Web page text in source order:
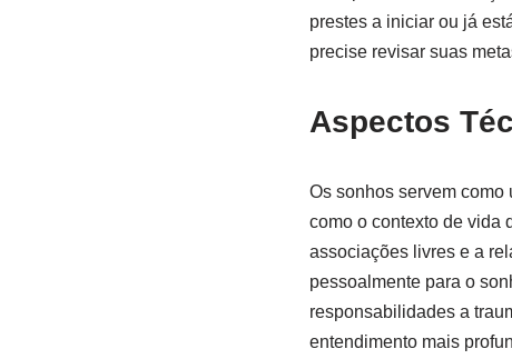
prestes a iniciar ou já
precise revisar suas
Aspectos
Os sonhos servem como
como o contexto de vida
associações livres e a
pessoalmente para o
responsabilidades a
entendimento mais